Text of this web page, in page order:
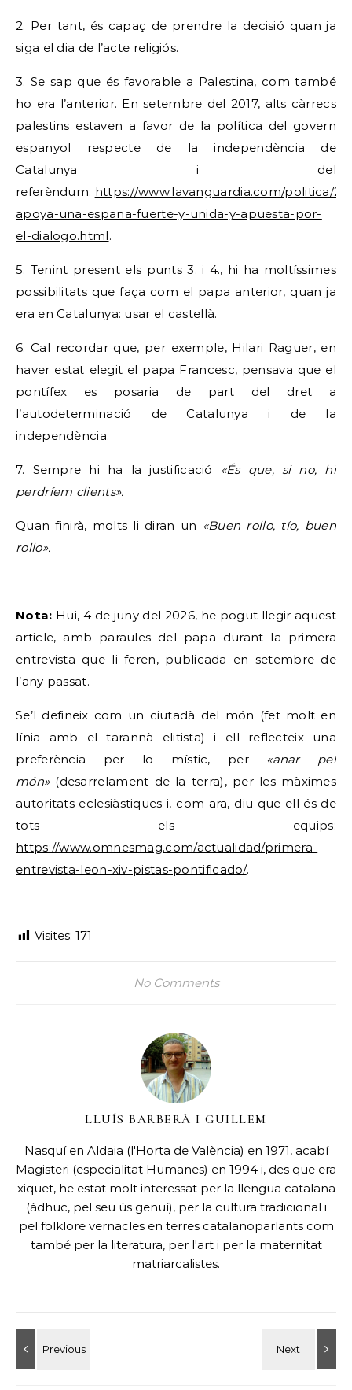
2. Per tant, és capaç de prendre la decisió quan ja
siga el dia de l’acte religiós.
3. Se sap que és favorable a Palestina, com també
ho era l’anterior. En setembre del 2017, alts càrrecs
palestins estaven a favor de la política del govern
espanyol respecte de la independència de
Catalunya i del
referèndum: https://www.lavanguardia.com/politica/
apoya-una-espana-fuerte-y-unida-y-apuesta-por-
el-dialogo.html.
5. Tenint present els punts 3. i 4., hi ha moltíssimes
possibilitats que faça com el papa anterior, quan ja
era en Catalunya: usar el castellà.
6. Cal recordar que, per exemple, Hilari Raguer, en
haver estat elegit el papa Francesc, pensava que el
pontífex es posaria de part del dret a
l’autodeterminació de Catalunya i de la
independència.
7. Sempre hi ha la justificació «Ésque, si no, hi
perdríem clients».
Quan finirà, molts li diran un «Buen rollo, tío, buen
rollo».
Nota: Hui, 4 de juny del 2026, he pogut llegir aquest
article, amb paraules del papa durant la primera
entrevista que li feren, publicada en setembre de
l’any passat.
Se’l defineix com un ciutadà del món (fet molt en
línia amb el tarannà elitista) i ell reflecteix una
preferència per lo místic, per «anar pel
món» (desarrelament de la terra), per les màximes
autoritats eclesiàstiques i, com ara, diu que ell és de
tots els equips:
https://www.omnesmag.com/actualidad/primera-
entrevista-leon-xiv-pistas-pontificado/.
Visites: 171
No Comments
LLUÍS BARBERÀ I GUILLEM
Nasquí en Aldaia (l'Horta de València) en 1971, acabí
Magisteri (especialitat Humanes) en 1994 i, des que era
xiquet, he estat molt interessat per la llengua catalana
(àdhuc, pel seu ús genuí), per la cultura tradicional i
pel folklore vernacles en terres catalanoparlants com
també per la literatura, per l'art i per la maternitat
matriarcalistes.